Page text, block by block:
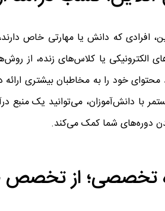
افرادی که دانش یا مهارتی خاص
الکترونیکی یا کلاس‌های زنده، از
خود را به مخاطبان بیشتری ارائه
با دانش‌آموزان، می‌توانید یک منبع
دوره‌های شما کمک می‌کند.